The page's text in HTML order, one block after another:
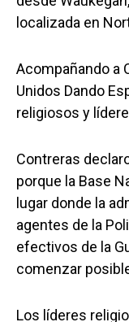
localizada en
Acompañando a
Unidos Dando
religiosos y
Contreras
porque la Base
lugar donde la
agentes de la
efectivos de la
comenzar
Los líderes